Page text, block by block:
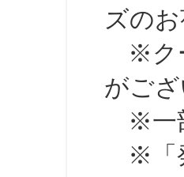
ズの
※クー
がござ
※一部
※「発